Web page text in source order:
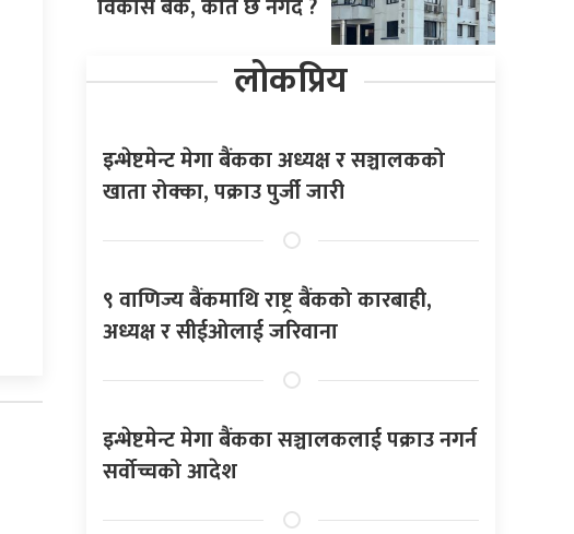
विकास बैंक, कति छ नगद ?
लोकप्रिय
इन्भेष्टमेन्ट मेगा बैंकका अध्यक्ष र सञ्चालकको
खाता रोक्का, पक्राउ पुर्जी जारी
९ वाणिज्य बैंकमाथि राष्ट्र बैंकको कारबाही,
अध्यक्ष र सीईओलाई जरिवाना
इन्भेष्टमेन्ट मेगा बैंकका सञ्चालकलाई पक्राउ नगर्न
सर्वोच्चको आदेश